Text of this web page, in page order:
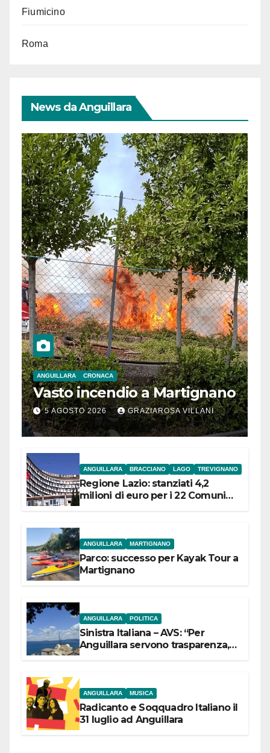
Fiumicino
Roma
News da Anguillara
ANGUILLARA CRONACA
Vasto incendio a Martignano
5 AGOSTO 2026 GRAZIAROSA VILLANI
ANGUILLARA BRACCIANO LAGO TREVIGNANO
Regione Lazio: stanziati 4,2
milioni di euro per i 22 Comuni
ANGUILLARA MARTIGNANO
Parco: successo per Kayak Tour a
Martignano
ANGUILLARA POLITICA
Sinistra Italiana – AVS: “Per
Anguillara servono trasparenza,
ANGUILLARA MUSICA
Radicanto e Soqquadro Italiano il
31 luglio ad Anguillara